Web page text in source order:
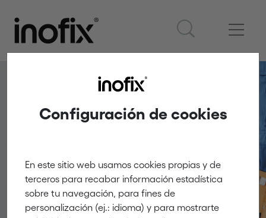
Configuración de cookies
En este sitio web usamos cookies propias y de
terceros para recabar información estadística
sobre tu navegación, para fines de
personalización (ej.: idioma) y para mostrarte
fixació per a cable
elèctric